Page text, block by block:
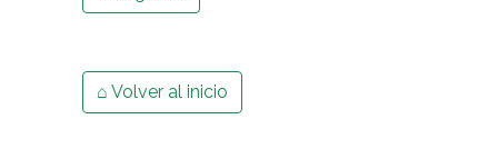
⌂ Volver al inicio